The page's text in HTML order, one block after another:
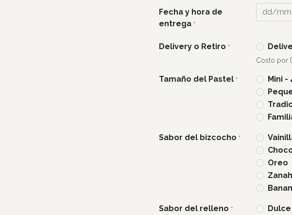
Fecha y hora de
entrega *
Delivery o Retiro *
Costo por
Tamaño del Pastel *
Mini -
Sabor del bizcocho *
Oreo
Sabor del relleno *